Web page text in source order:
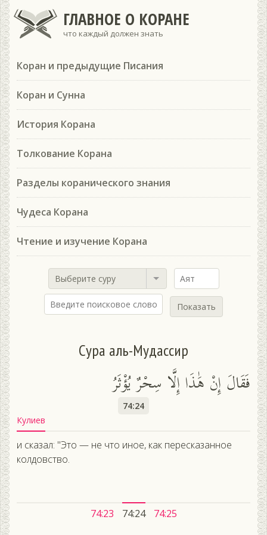
ГЛАВНОЕ О КОРАНЕ
что каждый должен знать
Коран и предыдущие Писания
Коран и Сунна
История Корана
Толкование Корана
Разделы коранического знания
Чудеса Корана
Чтение и изучение Корана
Выберите суру
Показать
Сура аль-Мудассир
فَقَالَ إِنْ هَٰذَا إِلَّا سِحْرٌ يُؤْثَرُ
74:24
Кулиев
и сказал: "Это — не что иное, как пересказанное
колдовство.
74:23 74:24 74:25